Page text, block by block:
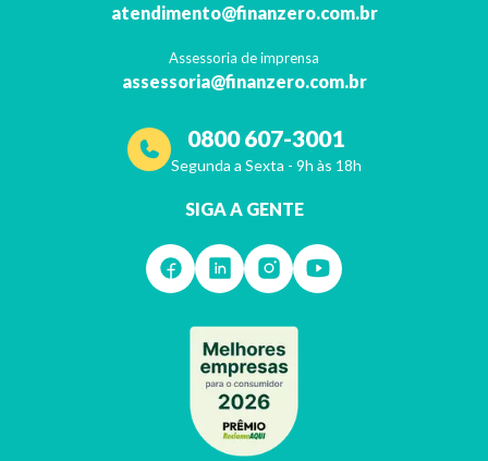
atendimento@finanzero.com.br
Assessoria de imprensa
assessoria@finanzero.com.br
0800 607-3001
Segunda a Sexta - 9h às 18h
SIGA A GENTE